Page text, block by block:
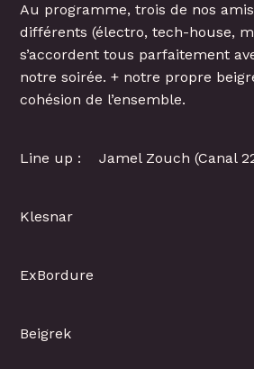
Au programme, trois de nos
différents (électro, tech-house,
s’accordent tous parfaitement
notre soirée. + notre propre
cohésion de l’ensemble.
Line up : Jamel Zouch (Canal
Klesnar
ExBordure
Beigrek